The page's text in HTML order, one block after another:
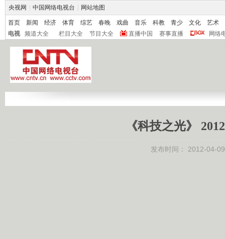
央视网 中国网络电视台 网站地图
首页 新闻 经济 体育 综艺 春晚 戏曲 音乐 科教 青少 文化
艺术
电视
频道大全 栏目大全 节目大全 直播中国 赛事直播 网络
《科技之光》
发布时间： 2012-04-